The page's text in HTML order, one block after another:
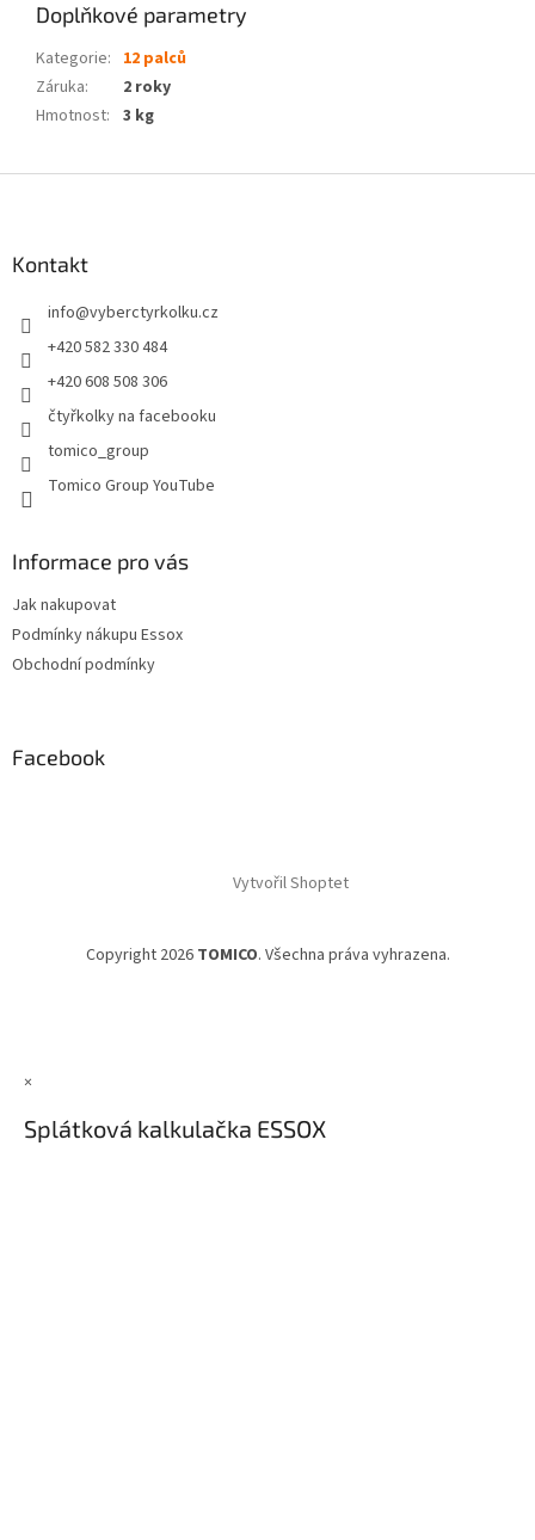
Doplňkové parametry
Kategorie: 12 palců
Záruka:
2 roky
Hmotnost: 3 kg
Kontakt
info@vyberctyrkolku.cz
+420 582 330 484
+420 608 508 306
čtyřkolky na facebooku
tomico_group
Tomico Group YouTube
Informace pro vás
Jak nakupovat
Podmínky nákupu Essox
Obchodní podmínky
Facebook
Vytvořil Shoptet
Copyright 2026 TOMICO. Všechna práva vyhrazena.
×
Splátková kalkulačka ESSOX